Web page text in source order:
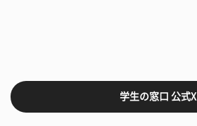
学生の窓口 公式X